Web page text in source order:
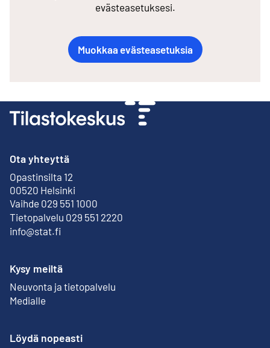
evästeasetuksesi.
Muokkaa evästeasetuksia
Ota yhteyttä
Opastinsilta 12
00520 Helsinki
Ulkoinen linkki
Vaihde 029 551 1000
Tietopalvelu 029 551 2220
info@stat.fi
Kysy meiltä
Neuvonta ja tietopalvelu
Medialle
Löydä nopeasti